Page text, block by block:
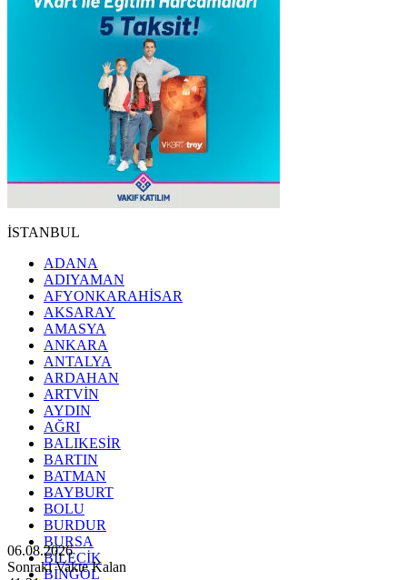
İSTANBUL
ADANA
ADIYAMAN
AFYONKARAHİSAR
AKSARAY
AMASYA
ANKARA
ANTALYA
ARDAHAN
ARTVİN
AYDIN
AĞRI
BALIKESİR
BARTIN
BATMAN
BAYBURT
BOLU
BURDUR
BURSA
BİLECİK
BİNGÖL
06.08.2026
Sonraki Vakte Kalan